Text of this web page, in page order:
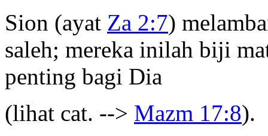
Sion (ayat Za 2:7)
saleh; mereka inilah biji
penting bagi Dia
(lihat cat. --> Mazm 17:8).